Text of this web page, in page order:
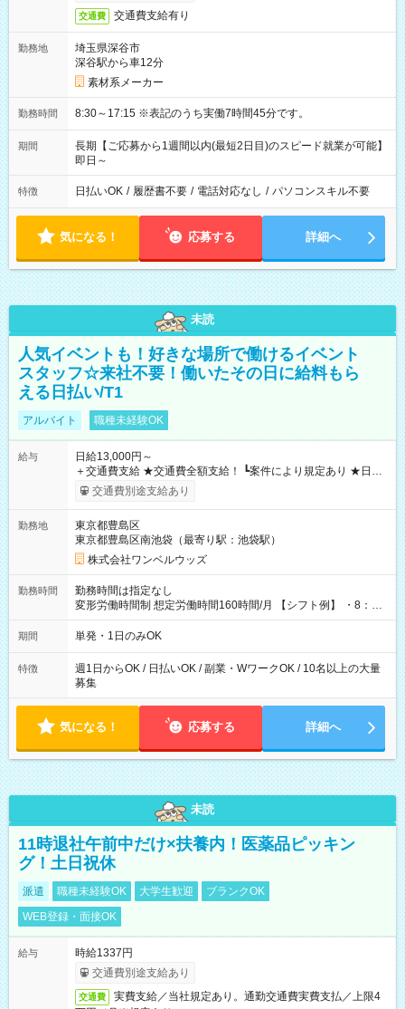
交通費 交通費支給有り
勤務地
埼玉県深谷市
深谷駅から車12分
素材系メーカー
勤務時間 8:30～17:15 ※表記のうち実働7時間45分です。
期間
長期【ご応募から1週間以内(最短2日目)のスピード就業が可能】
即日～
特徴 日払いOK / 履歴書不要 / 電話対応なし / パソコンスキル不要
気になる！ 応募する 詳細へ
未読
人気イベントも！好きな場所で働けるイベント
スタッフ☆来社不要！働いたその日に給料もら
える日払い/T1
アルバイト 職種未経験OK
給与
日給13,000円～
＋交通費支給 ★交通費全額支給！ ┗案件により規定あり ★日払
いOK！（規定あり） ┗働いたその日に現金GET♪ お仕事後はコ
ンビニATMから 日払い分を引き落とせます！ 【試用期間】試
交通費別途支給あり
勤務地
東京都豊島区
東京都豊島区南池袋（最寄り駅：池袋駅）
株式会社ワンベルウッズ
勤務時間
勤務時間は指定なし
変形労働時間制 想定労働時間160時間/月 【シフト例】 ・8：00
～21：00
期間 単発・1日のみOK
特徴
週1日からOK / 日払いOK / 副業・WワークOK / 10名以上の大量
募集
気になる！ 応募する 詳細へ
未読
11時退社午前中だけ×扶養内！医薬品ピッキン
グ！土日祝休
派遣 職種未経験OK 大学生歓迎
ブランクOK
WEB登録・面接OK
給与
時給1337円
交通費別途支給あり
交通費
実費支給／当社規定あり。通勤交通費実費支払／上限4